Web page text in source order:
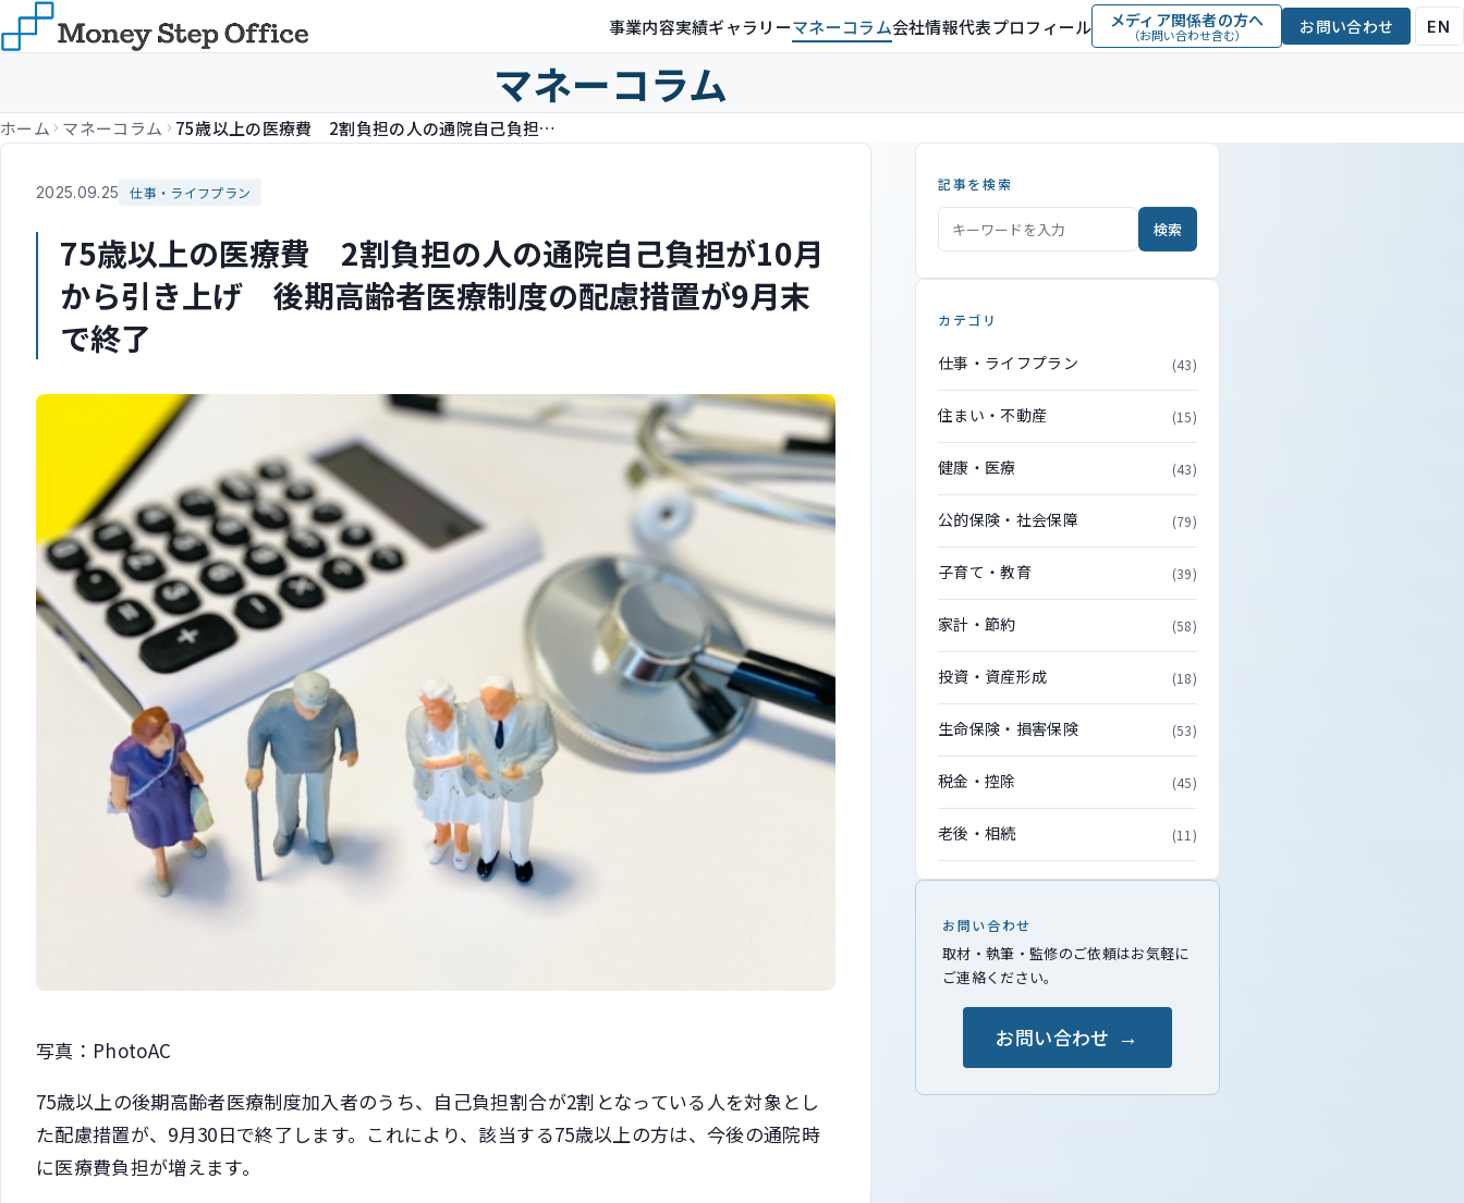
事業内容実績ギャラリーマネーコラム会社情報代表プロフィール メディア関係者の方へ
（お問い合わせ含む） お問い合わせ EN
マネーコラム
ホーム マネーコラム 75歳以上の医療費 2割負担の人の通院自己負担が10月から引き上げ 後期高齢者医療制度の配慮措置が9月末で終了
2025.09.25 仕事・ライフプラン
75歳以上の医療費 2割負担の人の通院自己負担が10月
から引き上げ 後期高齢者医療制度の配慮措置が9月末
で終了
写真：PhotoAC
75歳以上の後期高齢者医療制度加入者のうち、自己負担割合が2割となっている人を対象とし
た配慮措置が、9月30日で終了します。これにより、該当する75歳以上の方は、今後の通院時
に医療費負担が増えます。
記事を検索
検索
カテゴリ
仕事・ライフプラン (43)
住まい・不動産 (15)
健康・医療 (43)
公的保険・社会保障 (79)
子育て・教育 (39)
家計・節約 (58)
投資・資産形成 (18)
生命保険・損害保険 (53)
税金・控除 (45)
老後・相続 (11)
お問い合わせ
取材・執筆・監修のご依頼はお気軽に
ご連絡ください。
お問い合わせ